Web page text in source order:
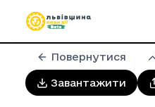
Повернутися
Завантажити